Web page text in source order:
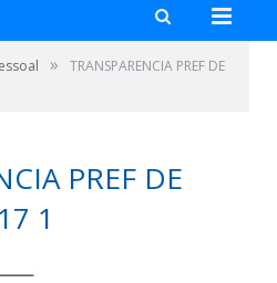
»
TRANSPARENCIA PREF DE
PREF DE
1